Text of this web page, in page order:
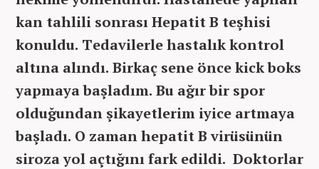
kan tahlili sonrası Hepatit B teşhisi
konuldu. Tedavilerle hastalık kontrol
altına alındı. Birkaç sene önce kick boks
yapmaya başladım. Bu ağır bir spor
olduğundan şikayetlerim iyice artmaya
başladı. O zaman hepatit B virüsünün
siroza yol açtığını fark edildi. Doktorlar